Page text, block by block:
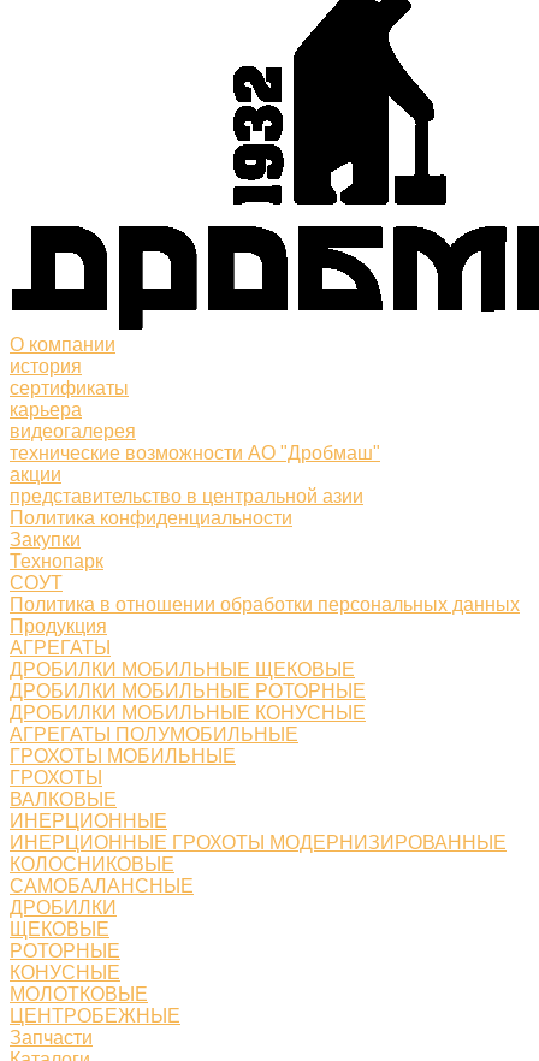
О компании
история
сертификаты
карьера
видеогалерея
технические возможности АО "Дробмаш"
акции
представительство в центральной азии
Политика конфиденциальности
Закупки
Технопарк
СОУТ
Политика в отношении обработки персональных данных
Продукция
АГРЕГАТЫ
ДРОБИЛКИ МОБИЛЬНЫЕ ЩЕКОВЫЕ
ДРОБИЛКИ МОБИЛЬНЫЕ РОТОРНЫЕ
ДРОБИЛКИ МОБИЛЬНЫЕ КОНУСНЫЕ
АГРЕГАТЫ ПОЛУМОБИЛЬНЫЕ
ГРОХОТЫ МОБИЛЬНЫЕ
ГРОХОТЫ
ВАЛКОВЫЕ
ИНЕРЦИОННЫЕ
ИНЕРЦИОННЫЕ ГРОХОТЫ МОДЕРНИЗИРОВАННЫЕ
КОЛОСНИКОВЫЕ
САМОБАЛАНСНЫЕ
ДРОБИЛКИ
ЩЕКОВЫЕ
РОТОРНЫЕ
КОНУСНЫЕ
МОЛОТКОВЫЕ
ЦЕНТРОБЕЖНЫЕ
Запчасти